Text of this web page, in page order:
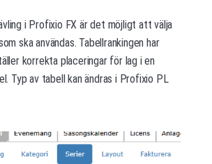
i Profixio FX är det möjligt att välja
ska användas. Tabellrankingen har
korrekta placeringar för lag i en
Typ av tabell kan ändras i Profixio PL